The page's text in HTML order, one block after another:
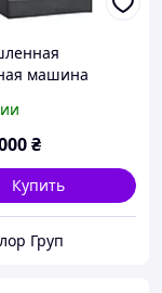
машина
₴
Купить
Груп